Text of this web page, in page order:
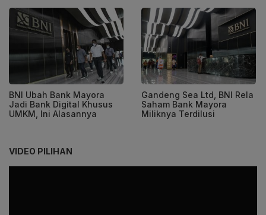
BNI Ubah Bank Mayora
Jadi Bank Digital Khusus
UMKM, Ini Alasannya
Gandeng Sea Ltd, BNI Rela
Saham Bank Mayora
Miliknya Terdilusi
VIDEO PILIHAN